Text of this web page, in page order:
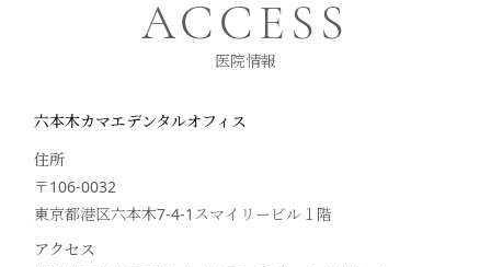
ACCESS
医院情報
六本木カマエデンタルオフィス
住所
〒106-0032
東京都港区六本木7-4-1スマイリービル１階
アクセス